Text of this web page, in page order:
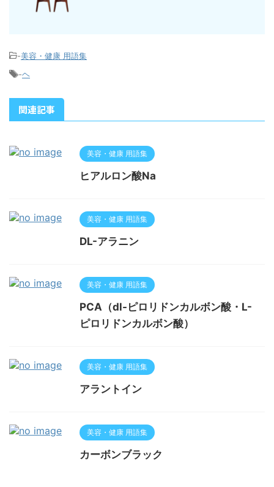
-美容・健康 用語集
-ヘ
関連記事
美容・健康 用語集
ヒアルロン酸Na
美容・健康 用語集
DL-アラニン
美容・健康 用語集
PCA（dl-ピロリドンカルボン酸・L-
ピロリドンカルボン酸）
美容・健康 用語集
アラントイン
美容・健康 用語集
カーボンブラック